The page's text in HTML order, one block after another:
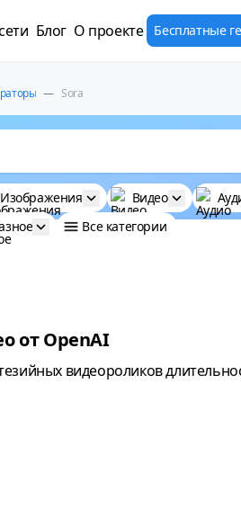
Блог О проекте Бесплатные
— Sora
Изображения Видео
Все категории
от OpenAI
видеороликов